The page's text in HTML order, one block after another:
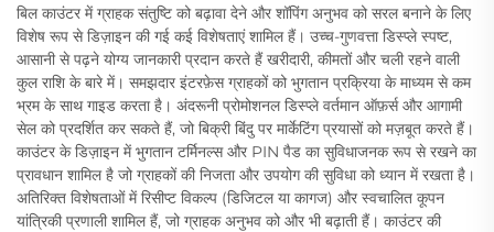
बिल काउंटर में ग्राहक संतुष्टि को बढ़ावा देने और शॉपिंग अनुभव को सरल बनाने के लिए
विशेष रूप से डिज़ाइन की गई कई विशेषताएं शामिल हैं। उच्च-गुणवत्ता डिस्प्ले स्पष्ट,
आसानी से पढ़ने योग्य जानकारी प्रदान करते हैं खरीदारी, कीमतों और चली रहने वाली
कुल राशि के बारे में। समझदार इंटरफ़ेस ग्राहकों को भुगतान प्रक्रिया के माध्यम से कम
भ्रम के साथ गाइड करता है। अंदरूनी प्रोमोशनल डिस्प्ले वर्तमान ऑफ़र्स और आगामी
सेल को प्रदर्शित कर सकते हैं, जो बिक्री बिंदु पर मार्केटिंग प्रयासों को मज़बूत करते हैं।
काउंटर के डिज़ाइन में भुगतान टर्मिनल्स और PIN पैड का सुविधाजनक रूप से रखने का
प्रावधान शामिल है जो ग्राहकों की निजता और उपयोग की सुविधा को ध्यान में रखता है।
अतिरिक्त विशेषताओं में रिसीप्ट विकल्प (डिजिटल या कागज) और स्वचालित कूपन
यांत्रिकी प्रणाली शामिल हैं, जो ग्राहक अनुभव को और भी बढ़ाती हैं। काउंटर की